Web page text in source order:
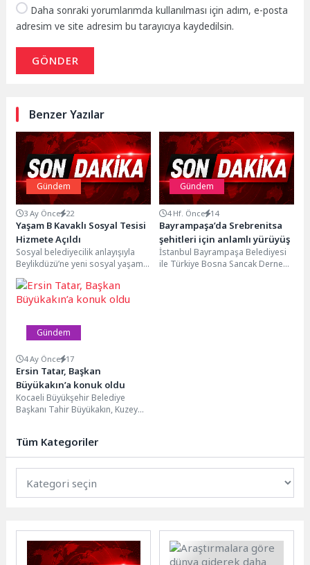
Daha sonraki yorumlarımda kullanılması için adım, e-posta
adresim ve site adresim bu tarayıcıya kaydedilsin.
GÖNDER
Benzer Yazılar
Gündem
3 Ay Önce 22
Yaşam B Kavaklı Sosyal Tesisi
Hizmete Açıldı
Sosyal belediyecilik anlayışıyla
Beylikdüzü’ne yeni sosyal yaşam
alanları kazandırmayı sürdüren
Beylikdüzü Belediyesi, Yaşam B
Kavaklı...
Gündem
4 Hf. Önce 14
Bayrampaşa’da Srebrenitsa
şehitleri için anlamlı yürüyüş
İstanbul Bayrampaşa Belediyesi
ile Türkiye Bosna Sancak Derneği
Gündem
4 Ay Önce 17
Ersin Tatar, Başkan
Büyükakın’a konuk oldu
Kocaeli Büyükşehir Belediye
Başkanı Tahir Büyükakın, Kuzey
makamında...
Tüm Kategoriler